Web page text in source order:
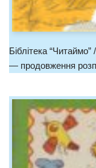
Біблітека
— продовження